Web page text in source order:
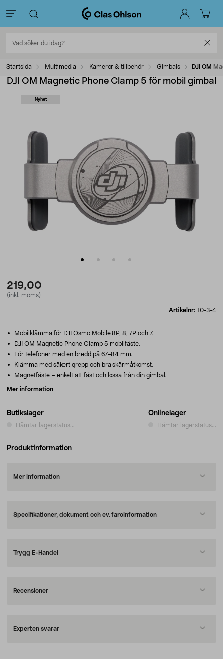
Startsida Multimedia Kameror & tillbehör Gimbals DJI OM
DJI OM Magnetic Phone Clamp 5 för mobil gimbal
Nyhet
219,00
(inkl. moms)
Artikelnr: 10-3-4
Butikslager
Hämtar lagerstatus...
Onlinelager
Hämtar lagerstatus...
Mobilklämma för DJI Osmo Mobile 8P, 8, 7P och 7.
DJI OM Magnetic Phone Clamp 5 mobilfäste.
För telefoner med en bredd på 67–84 mm.
Klämma med säkert grepp och bra skärmåtkomst.
Magnetfäste – enkelt att fäst och lossa från din gimbal.
Mer information
Produktinformation
Mer information
Specifikationer, dokument och ev. faroinformation
Trygg E-Handel
Recensioner
Experten svarar